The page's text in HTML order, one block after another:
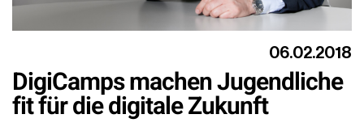
06.02.2018
DigiCamps machen Jugendliche
fit für die digitale Zukunft